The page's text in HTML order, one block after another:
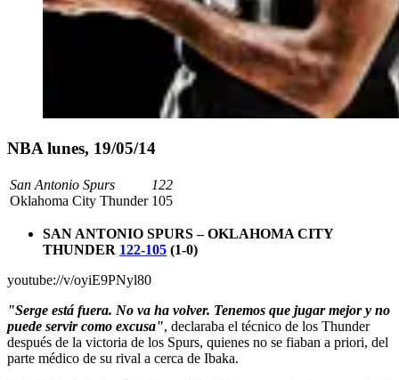
NBA lunes, 19/05/14
San Antonio Spurs
Oklahoma City Thunder
122
105
SAN ANTONIO SPURS – OKLAHOMA CITY
THUNDER 122-105 (1-0)
youtube://v/oyiE9PNyl80
"Serge está fuera. No va ha volver. Tenemos que jugar mejor y no
puede servir como excusa", declaraba el técnico de los Thunder
después de la victoria de los Spurs, quienes no se fiaban a priori, del
parte médico de su rival a cerca de Ibaka.